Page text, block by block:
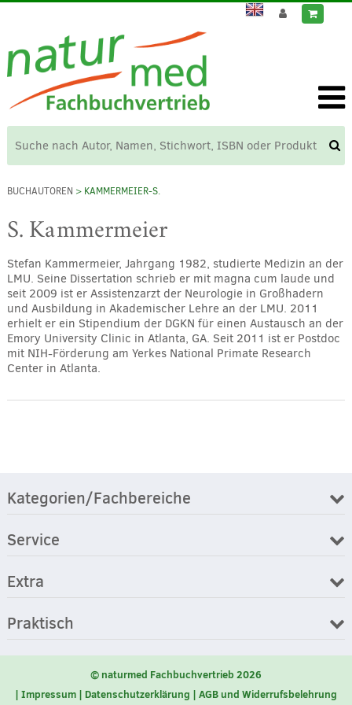
BUCHAUTOREN > KAMMERMEIER-S.
S. Kammermeier
Stefan Kammermeier, Jahrgang 1982, studierte Medizin an der
LMU. Seine Dissertation schrieb er mit magna cum laude und
seit 2009 ist er Assistenzarzt der Neurologie in Großhadern
und Ausbildung in Akademischer Lehre an der LMU. 2011
erhielt er ein Stipendium der DGKN für einen Austausch an der
Emory University Clinic in Atlanta, GA. Seit 2011 ist er Postdoc
mit NIH-Förderung am Yerkes National Primate Research
Center in Atlanta.
Kategorien/Fachbereiche
Service
Extra
Praktisch
© naturmed Fachbuchvertrieb 2026
Impressum
Datenschutzerklärung AGB und Widerrufsbelehrung